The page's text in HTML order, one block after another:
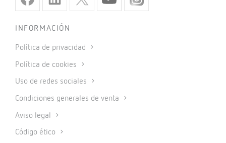
INFORMACIÓN
Política de privacidad
Política de cookies
Uso de redes sociales
Condiciones generales de venta
Aviso legal
Código ético